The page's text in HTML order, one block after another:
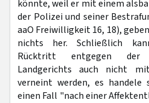
könnte, weil er mit einem
der Polizei und seiner
aaO Freiwilligkeit 16, 18),
nichts her. Schließlich
Rücktritt entgegen der
Landgerichts auch nicht
verneint werden, es
einen Fall "nach einer